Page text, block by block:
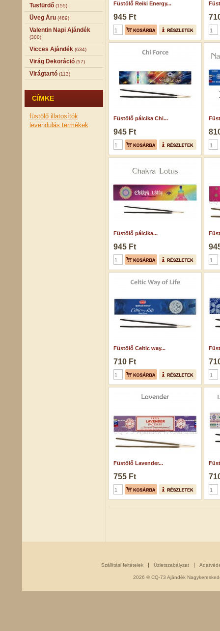
Tusfürdő (155)
Üveg Áru (489)
Valentin Napi Ajándék
(300)
Vicces Ajándék (634)
Virág Dekoráció (57)
Virágtartó (113)
CÍMKE
füstölő illatosítók
levendulás termékek
Füstölő Reiki Energy...
945 Ft
Füstölő pálcika Chi...
945 Ft
Füstölő pálcika...
945 Ft
Füstölő Celtic way...
710 Ft
Füstölő Lavender...
755 Ft
Szállítási feltételek Üzletszabályzat
2026 © CQ-73 Ajándék